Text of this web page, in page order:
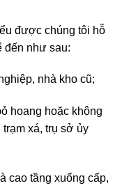
được chúng tôi hỗ
đến như sau:
nhà kho cũ;
hoang hoặc không
xá, trụ sở ủy
cao tầng xuống cấp,